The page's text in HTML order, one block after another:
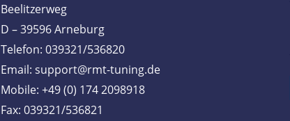
Beelitzerweg
D – 39596 Arneburg
Telefon: 039321/536820
Email: support@rmt-tuning.de
Mobile: +49 (0) 174 2098918
Fax: 039321/536821